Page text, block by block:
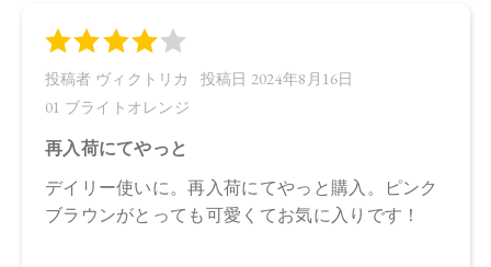
71×11×11㎜(高さx奥行x幅)
【全成分】
トリイソステアリン酸ポリグリセリル－２、トリ（カプリル
トステリル／イソステアリル／セチル／ステアリル／ベヘニ
ル）、スクワラン、ダイマージリノール酸水添ヒマシ油、ヒ
マワリ種子ロウ、シリカ、キャンデリラロウエキス、キャン
デリラロウ炭化水素、セスキイソステアリン酸ソルビタン、